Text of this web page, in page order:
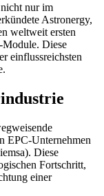
nur im
Astronergy,
weltweit ersten
Diese
einflussreichsten
EPC-Unternehmen
Diese
Fortschritt,
einer